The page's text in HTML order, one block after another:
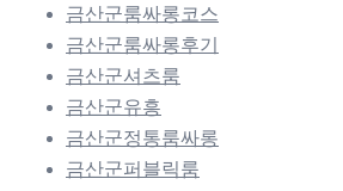
금산군룸싸롱코스
금산군룸싸롱후기
금산군셔츠룸
금산군유흥
금산군정통룸싸롱
금산군퍼블릭룸